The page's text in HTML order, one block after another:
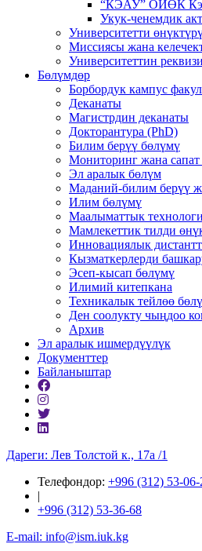
“КЭАУ” ОИӨК
Укук-ченемдик
Университетти
Миссиясы жана
Университеттин
Бөлүмдөр
Борбордук кампус
Деканаты
Магистрдин деканаты
Докторантура (PhD)
Билим берүү бөлүмү
Мониторинг жана
Эл аралык бөлүм
Маданий-билим берүү
Илим бөлүмү
Маалыматтык
Мамлекеттик тилди
Инновациялык
Кызматкерлерди
Эсеп-кысап бөлүмү
Илимий китепкана
Техникалык тейлөө
Ден соолукту чыңдоо
Архив
Эл аралык ишмердүүлүк
Документтер
Байланыштар
Дареги: Лев Толстой к., 17а /1
Телефондор: +996 (312) 53-06-
|
+996 (312) 53-36-68
E-mail: info@ism.iuk.kg